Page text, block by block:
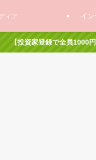
ィア イ
【投資家登録で全員1000